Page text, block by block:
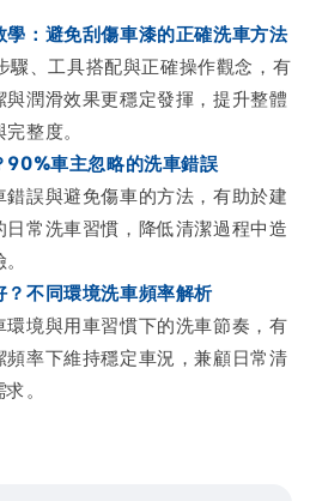
學：避免刮傷車漆的正確洗車方法
驟、工具搭配與正確操作觀念，有
潤滑效果更穩定發揮，提升整體
整度。
90%車主忽略的洗車錯誤
誤與避免傷車的方法，有助於建
常洗車習慣，降低清潔過程中造
不同環境洗車頻率解析
境與用車習慣下的洗車節奏，有
頻率下維持穩定車況，兼顧日常清
。